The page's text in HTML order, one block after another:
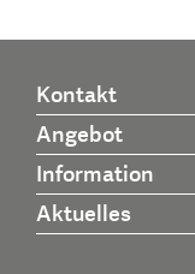
Kontakt
Angebot
Information
Aktuelles